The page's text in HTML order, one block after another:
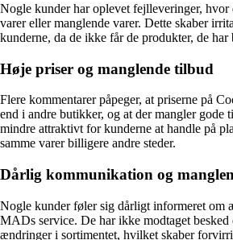
Nogle kunder har oplevet fejlleveringer, hvor
varer eller manglende varer. Dette skaber
kunderne, da de ikke får de produkter, de har
Høje priser og manglende tilbud
Flere kommentarer påpeger, at priserne på
end i andre butikker, og at der mangler gode
mindre attraktivt for kunderne at handle på
samme varer billigere andre steder.
Dårlig kommunikation og
Nogle kunder føler sig dårligt informeret om
MADs service. De har ikke modtaget
ændringer i sortimentet, hvilket skaber